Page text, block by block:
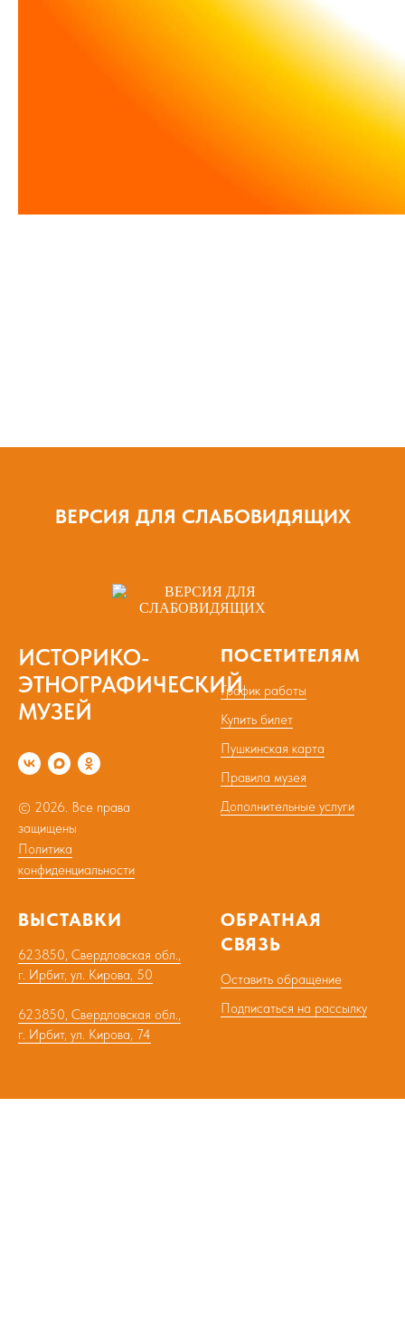
ВЕРСИЯ ДЛЯ СЛАБОВИДЯЩИХ
ИСТОРИКО-
ЭТНОГРАФИЧЕСКИЙ
МУЗЕЙ
© 2026. Все права
защищены
Политика
конфиденциальности
ПОСЕТИТЕЛЯМ
График работы
Купить билет
Пушкинская карта
Правила музея
Дополнительные услуги
ВЫСТАВКИ
623850, Свердловская обл.,
г. Ирбит, ул. Кирова, 50
623850, Свердловская обл.,
г. Ирбит, ул. Кирова, 74
ОБРАТНАЯ
СВЯЗЬ
Оставить обращение
Подписаться на рассылку